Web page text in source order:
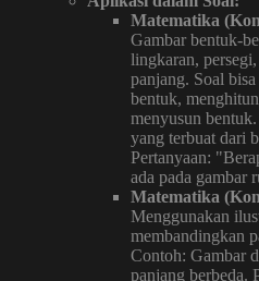
Matematika
Gambar bentuk-
lingkaran,
panjang. Soal
bentuk,
menyusun
yang terbuat dari
Pertanyaan:
ada pada gambar
Matematika
Menggunakan
membandingkan
Contoh: Gambar
panjang berbeda.